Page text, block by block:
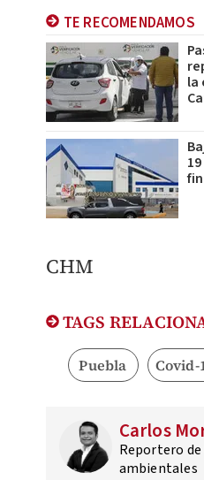
TE RECOMENDAMOS
la
CHM
TAGS
Puebla Covid-
Carlos
Reportero
ambientales